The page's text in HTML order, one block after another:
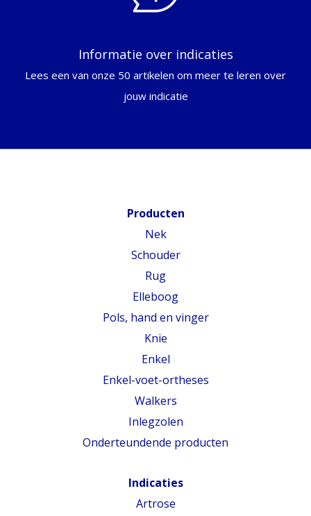
Informatie over indicaties
Lees een van onze 50 artikelen om meer te leren over
jouw indicatie
Producten
Nek
Schouder
Rug
Elleboog
Pols, hand en vinger
Knie
Enkel
Enkel-voet-ortheses
Walkers
Inlegzolen
Onderteundende producten
Indicaties
Artrose